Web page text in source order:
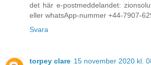
det här e-postmeddelandet:
eller whatsApp-nummer +44-7907-
Svara
torpey clare 15 november 2020 kl.